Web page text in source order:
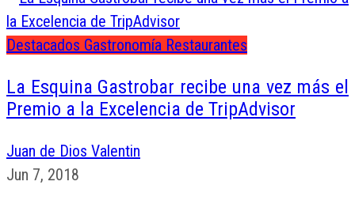
Destacados Gastronomía Restaurantes
La Esquina Gastrobar recibe una vez más el
Premio a la Excelencia de TripAdvisor
Juan de Dios Valentin
Jun 7, 2018